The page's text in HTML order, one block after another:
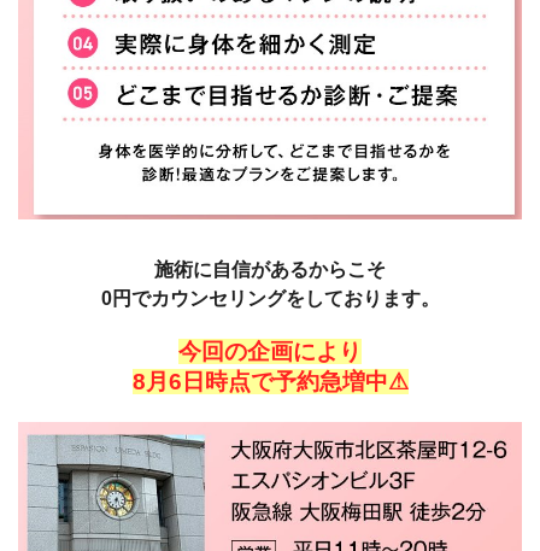
施術に自信があるからこそ
0円でカウンセリングをしております。
今回の企画により
8月6日時点で予約急増中⚠